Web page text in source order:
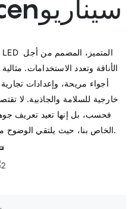
Plicالدعاء cenسيناريو